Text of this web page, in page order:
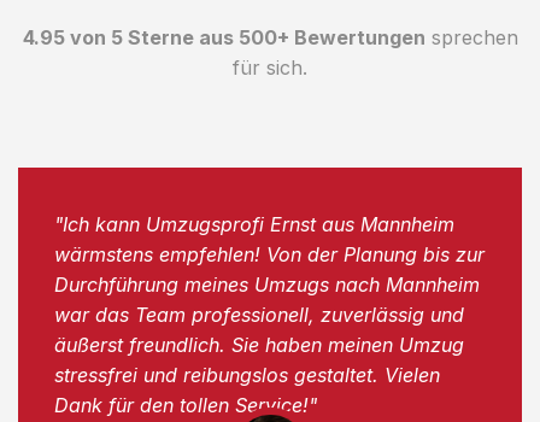
4.95 von 5 Sterne aus 500+ Bewertungen sprechen
für sich.
"Ich kann Umzugsprofi Ernst aus Mannheim
wärmstens empfehlen! Von der Planung bis zur
Durchführung meines Umzugs nach Mannheim
war das Team professionell, zuverlässig und
äußerst freundlich. Sie haben meinen Umzug
stressfrei und reibungslos gestaltet. Vielen
Dank für den tollen Service!"